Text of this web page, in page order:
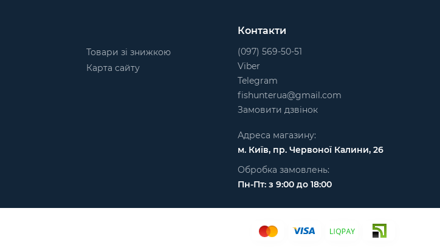
Товари зі знижкою
Карта сайту
Контакти
(097) 569-50-51
Viber
Telegram
fishunterua@gmail.com
Замовити дзвінок
Адреса магазину:
м. Київ, пр. Червоної Калини, 26
Обробка замовлень:
Пн-Пт: з 9:00 до 18:00